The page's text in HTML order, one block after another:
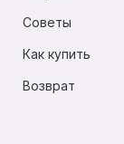
Советы
Как купить
Возврат